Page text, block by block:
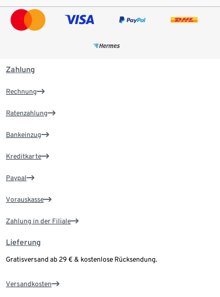
Zahlung
Rechnung
Ratenzahlung
Bankeinzug
Kreditkarte
Paypal
Vorauskasse
Zahlung in der Filiale
Lieferung
Gratisversand ab 29 € & kostenlose Rücksendung.
Versandkosten